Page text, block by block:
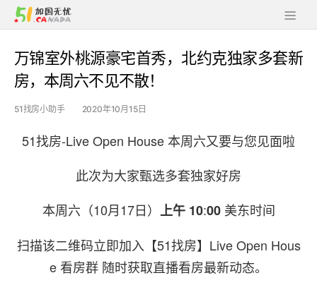
万锦室外桃源豪宅首秀，北约克独家多套新
房，本周六不见不散！
51找房小助手 2020年10月15日
51找房-Live Open House 本周六又要与您见面啦
此次为大家甄选多套独家好房
本周六（10月17日） 上午 10:00美东时间
扫描该二维码立即加入【51找房】Live Open Hous
e 看房群 随时获取直播看房最新动态。